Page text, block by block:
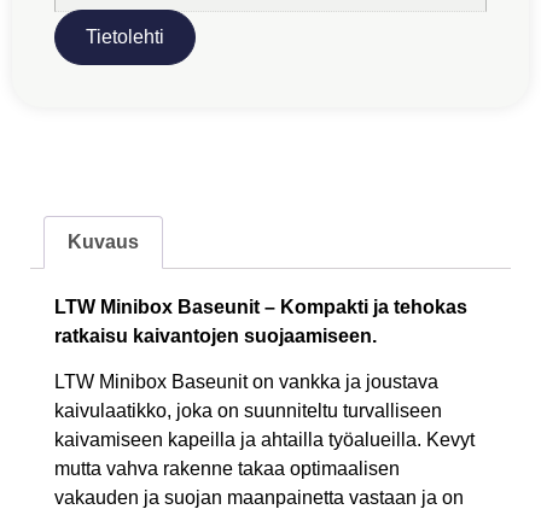
Tietolehti
Kuvaus
LTW Minibox Baseunit – Kompakti ja tehokas
ratkaisu kaivantojen suojaamiseen.
LTW Minibox Baseunit on vankka ja joustava
kaivulaatikko, joka on suunniteltu turvalliseen
kaivamiseen kapeilla ja ahtailla työalueilla. Kevyt
mutta vahva rakenne takaa optimaalisen
vakauden ja suojan maanpainetta vastaan ja on